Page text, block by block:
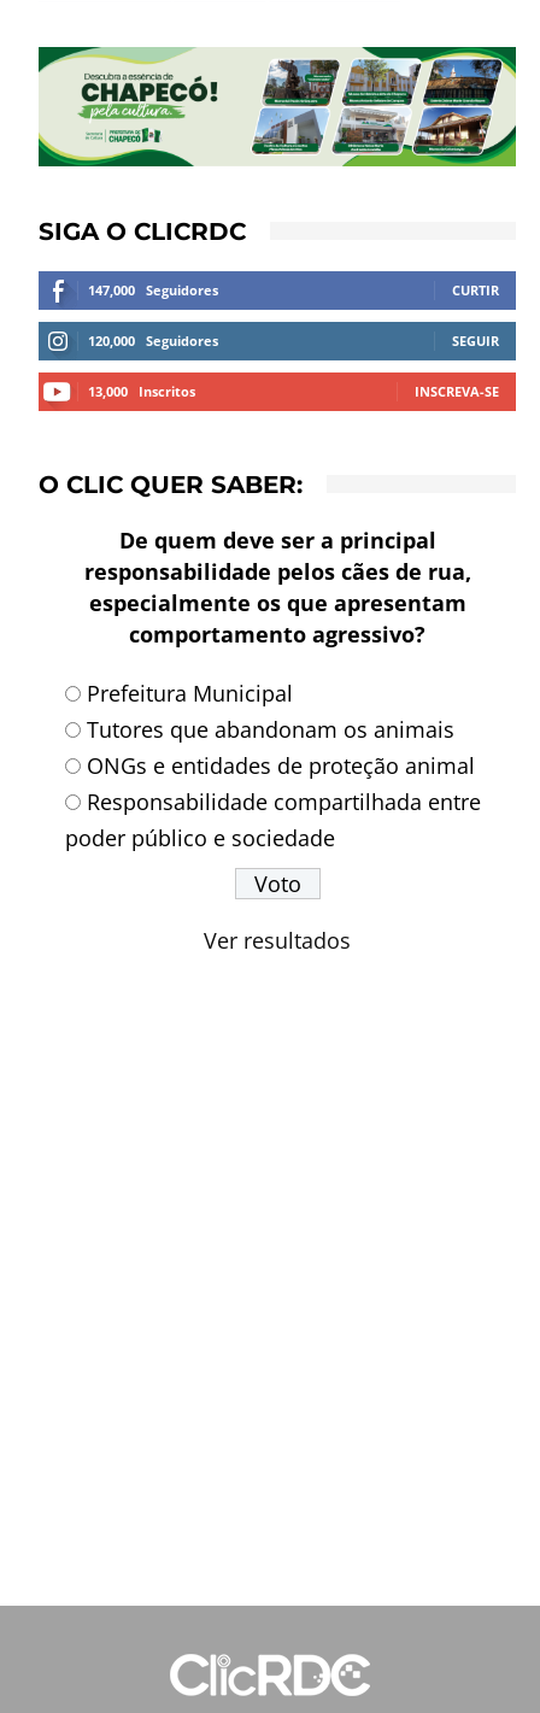
SIGA O CLICRDC
147,000 Seguidores CURTIR
120,000 Seguidores SEGUIR
13,000 Inscritos INSCREVA-SE
O CLIC QUER SABER:
De quem deve ser a principal
responsabilidade pelos cães de rua,
especialmente os que apresentam
comportamento agressivo?
Prefeitura Municipal
Tutores que abandonam os animais
ONGs e entidades de proteção animal
Responsabilidade compartilhada entre
poder público e sociedade
Ver resultados